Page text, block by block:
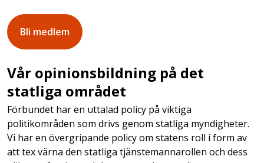
Bli medlem
Vår opinionsbildning på det
statliga området
Förbundet har en uttalad policy på viktiga
politikområden som drivs genom statliga myndigheter.
Vi har en övergripande policy om statens roll i form av
att tex värna den statliga tjänstemannarollen och dess